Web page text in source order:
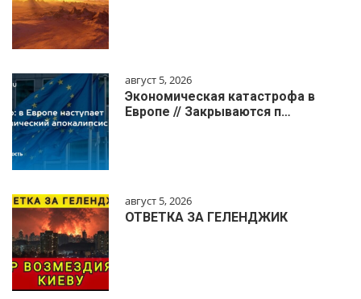
август 5, 2026
Экономическая катастрофа в
Европе // Закрываются п…
август 5, 2026
ОТВЕТКА ЗА ГЕЛЕНДЖИК